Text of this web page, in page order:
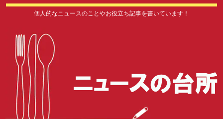
個人的なニュースのことやお役立ち記事を書いています！